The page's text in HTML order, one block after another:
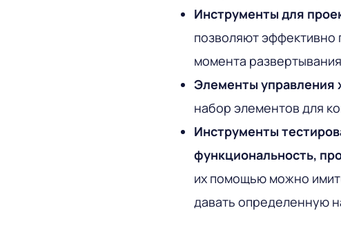
Инструменты для
позволяют эффективно
момента
Элементы
набор элементов для
Инструменты
функциональность,
их помощью можно
давать определенную